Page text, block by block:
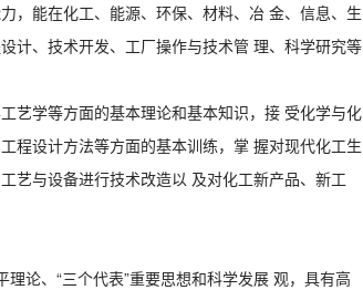
，能在化工、能源、环保、材料、冶 金、信息、生
计、技术开发、工厂操作与技术管 理、科学研究等
艺学等方面的基本理论和基本知识，接 受化学与化
程设计方法等方面的基本训练，掌 握对现代化工生
艺与设备进行技术改造以 及对化工新产品、新工
论、“三个代表”重要思想和科学发展 观，具有高